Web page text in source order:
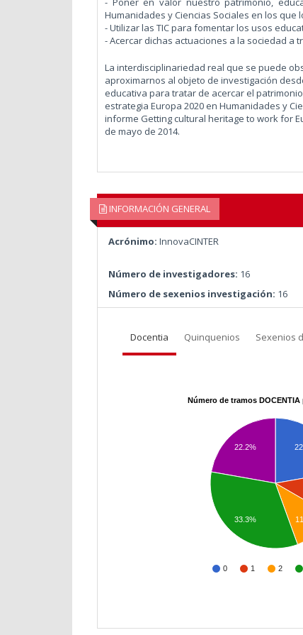
Humanidades y Ciencias Sociales en los
- Utilizar las TIC para fomentar los usos
- Acercar dichas actuaciones a la sociedad a
La interdisciplinariedad real que se puede
aproximarnos al objeto de investigación
educativa para tratar de acercar el
estrategia Europa 2020 en Humanidades y
informe Getting cultural heritage to work for
de mayo de 2014.
INFORMACIÓN GENERAL
Acrónimo: InnovaCINTER
Número de investigadores: 16
Número de sexenios investigación: 16
Docentia Quinquenios Sexenios
Número de tramos
0 1 2
22.2%
33.3%